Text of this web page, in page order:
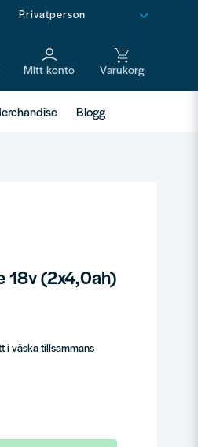
Blogg
18v (2x4,0ah)
i väska tillsammans